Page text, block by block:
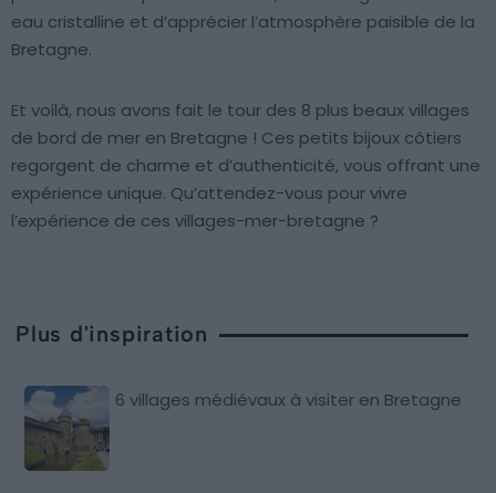
eau cristalline et d’apprécier l’atmosphère paisible de la
Bretagne.
Et voilà, nous avons fait le tour des 8 plus beaux villages
de bord de mer en Bretagne ! Ces petits bijoux côtiers
regorgent de charme et d’authenticité, vous offrant une
expérience unique. Qu’attendez-vous pour vivre
l’expérience de ces villages-mer-bretagne ?
Plus d'inspiration
6 villages médiévaux à visiter en Bretagne